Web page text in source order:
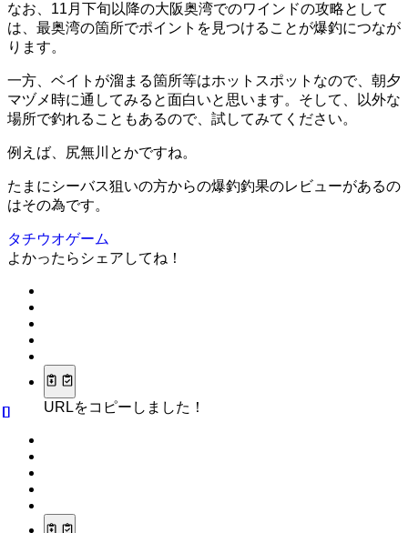
なお、11月下旬以降の大阪奥湾でのワインドの攻略として
は、最奥湾の箇所でポイントを見つけることが爆釣につなが
ります。
一方、ベイトが溜まる箇所等はホットスポットなので、朝夕
マヅメ時に通してみると面白いと思います。そして、以外な
場所で釣れることもあるので、試してみてください。
例えば、尻無川とかですね。
たまにシーバス狙いの方からの爆釣釣果のレビューがあるの
はその為です。
タチウオゲーム
よかったらシェアしてね！
URLをコピーしました！